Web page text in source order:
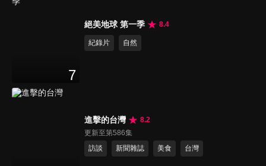
7
絕美地球 第一季 8.4
紀錄片 自然
進擊的台灣
8.2
更新至第586集
訪談
新聞雜誌 美食 台灣